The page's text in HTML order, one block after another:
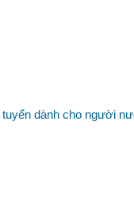
dành cho người